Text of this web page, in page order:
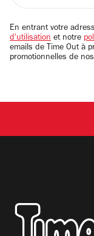
email
En entrant votre
d'utilisation et notre
emails de Time Out à
promotionnelles de